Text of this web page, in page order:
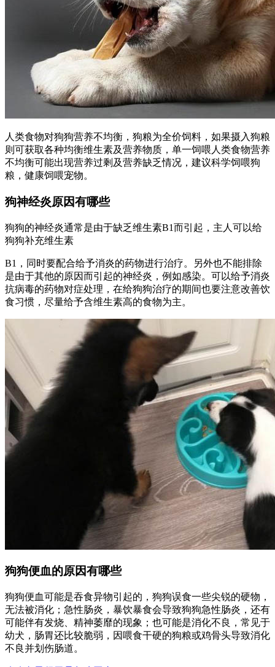
人类食物对狗狗营养不均衡，狗粮为全价饲料，如果摄入狗粮
则可获取各种均衡维生素及营养物质，单一饲喂人类食物营养
不均衡可能出现营养过剩及营养缺乏情况，建议科学饲喂狗
粮，健康饲喂宠物。
狗神经炎原因有哪些
狗狗的神经炎通常是由于缺乏维生素B1而引起，主人可以给
狗狗补充维生素
B1，同时要配合给予消炎的药物进行治疗。另外也不能排除
是由于其他的原因而引起的神经炎，例如感染。可以给予消炎
抗病毒的药物对症处理，在给狗狗治疗的期间也要注意改善饮
食习惯，尽量给予含维生素高的食物为主。
狗狗便血的原因有哪些
狗狗便血可能是吞食异物引起的，狗狗误食一些尖锐的硬物，
无法被消化；急性肠炎，暴饮暴食会导致狗狗急性肠炎，还有
可能伴有发烧、精神萎靡的现象；也可能是消化不良，常见于
幼犬，肠胃还比较脆弱，因喂食干硬的狗粮或鸡骨头导致消化
不良并划伤肠道。